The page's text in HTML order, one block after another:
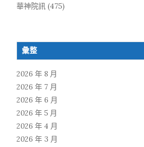
華神院訊(475)
彙整
2026 年 8 月
2026 年 7 月
2026 年 6 月
2026 年 5 月
2026 年 4 月
2026 年 3 月